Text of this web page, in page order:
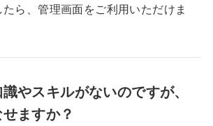
ら、管理画面をご利用いただけま
やスキルがないのですが、
ますか？